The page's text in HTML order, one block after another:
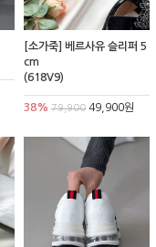
[소가죽] 베르사유 슬리퍼 5
cm
(618V9)
38% 79,90049,900원